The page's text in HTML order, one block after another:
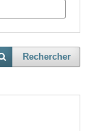
Rechercher